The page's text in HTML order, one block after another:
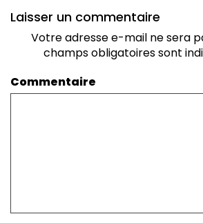
Laisser un commentaire
Votre adresse e-mail ne sera
champs obligatoires sont
Commentaire